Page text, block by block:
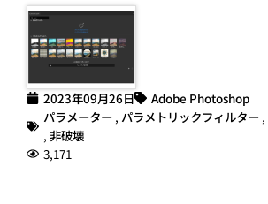
2023年09月26日
Adobe Photoshop
パラメーター , パラメトリックフィルター ,
, 非破壊
3,171